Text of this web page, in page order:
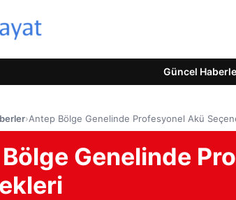
Güncel
›Antep Bölge Genelinde Profesyonel Akü
Genelinde